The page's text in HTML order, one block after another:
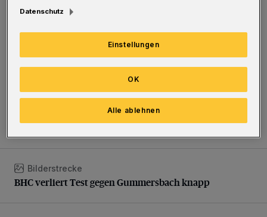
Sommer in der Elberfelder City
BHC verliert Test gegen Gummersbach knapp
Bilderstrecke
BHC verliert Test gegen Gummersbach knapp
Datenschutz
Einstellungen
Alle ablehnen
OK